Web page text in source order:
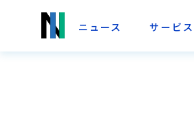
ニュース サービス